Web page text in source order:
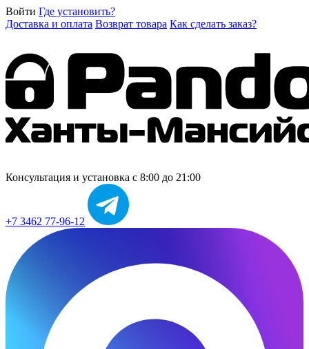
Войти Где установить?
Доставка и оплата Возврат товара Как сделать заказ?
Консультация и установка с 8:00 до 21:00
+7 3462 77-96-12